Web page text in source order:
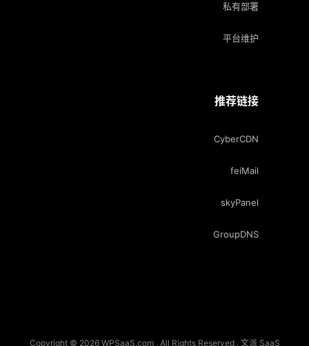
私有部署
平台维护
推荐链接
CyberCDN
feiMail
skyPanel
GroupDNS
Copyright © 2026 WPSaaS.com , All Rights Reserved . 文派 SaaS